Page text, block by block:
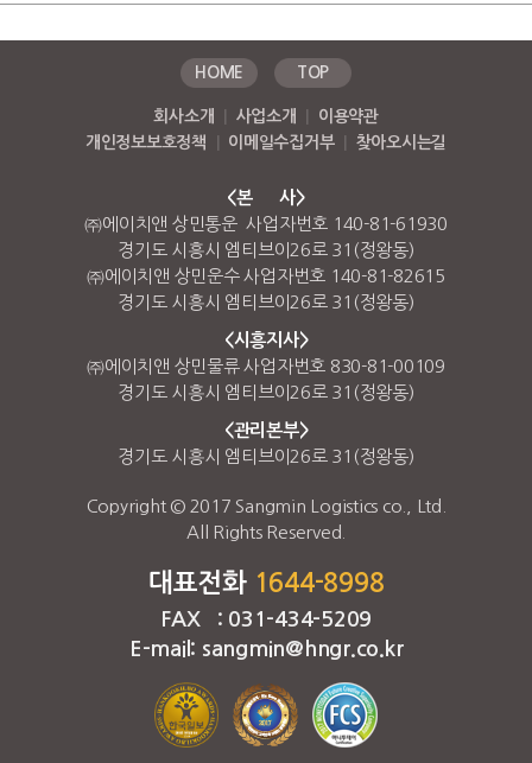
HOME TOP
회사소개 사업소개
이용약관
개인정보보호정책
이메일수집거부 찾아오시는길
<본 사>
㈜에이치앤 상민통운 사업자번호 140-81-61930
경기도 시흥시 엠티브이26로 31(정왕동)
㈜에이치앤 상민운수 사업자번호 140-81-82615
경기도 시흥시 엠티브이26로 31(정왕동)
<시흥지사>
㈜에이치앤 상민물류 사업자번호 830-81-00109
경기도 시흥시 엠티브이26로 31(정왕동)
<관리본부>
경기도 시흥시 엠티브이26로 31(정왕동)
Copyright © 2017 Sangmin Logistics co., Ltd.
All Rights Reserved.
대표전화 1644-8998
FAX : 031-434-5209
E-mail: sangmin@hngr.co.kr